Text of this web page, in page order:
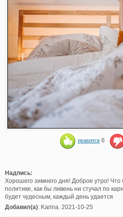
нравится 6
Надпись:
Хорошего зимнего дня! Доброе утро! Что
политике, как бы ливень ни стучал по
будет чудесным, каждый день удается
Добавил(а): Karina. 2021-10-25